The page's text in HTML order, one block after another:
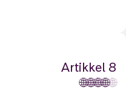
Artikkel 8
🌐🌐🌐🌐🌐